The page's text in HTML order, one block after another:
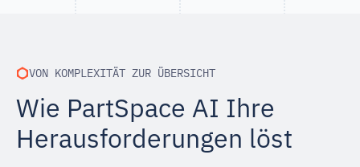
VON KOMPLEXITÄT ZUR ÜBERSICHT
Wie PartSpace AI Ihre
Herausforderungen löst